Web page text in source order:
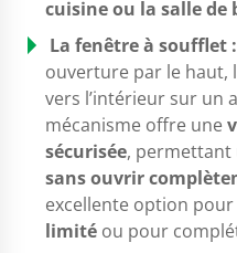
cuisine ou la salle de
La fenêtre à soufflet :
ouverture par le haut,
vers l’intérieur sur un
mécanisme offre une
sécurisée, permettant
sans ouvrir
excellente option pour
limitéou pour